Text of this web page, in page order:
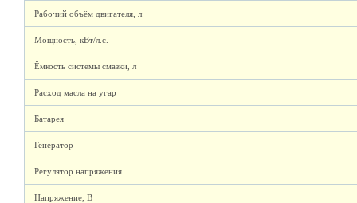
Рабочий объём двигателя, л
Мощность, кВт/л.с.
Ёмкость системы смазки, л
Расход масла на угар
Батарея
Генератор
Регулятор напряжения
Напряжение, В